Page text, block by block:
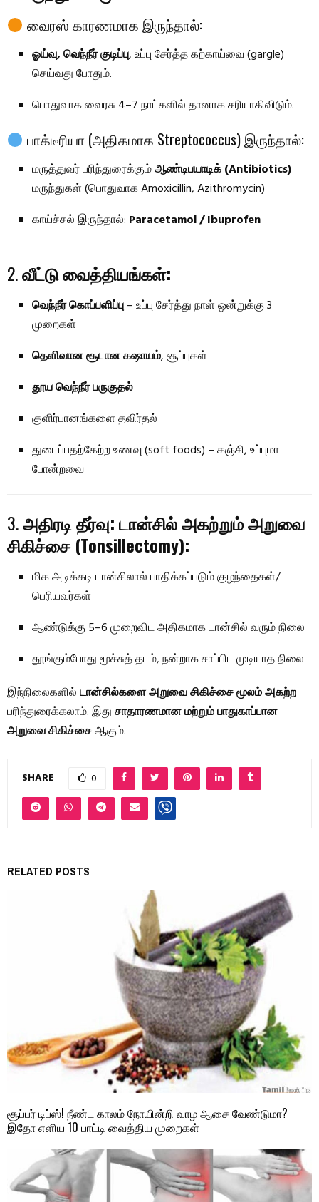
வைரஸ் காரணமாக இருந்தால்:
ஓய்வு, வெந்நீர் குடிப்பு, உப்பு சேர்த்த கற்காய்வை (gargle)
செய்வது போதும்.
பொதுவாக வைரசு 4–7 நாட்களில் தானாக சரியாகிவிடும்.
பாக்டீரியா (அதிகமாக Streptococcus) இருந்தால்:
மருத்துவர் பரிந்துரைக்கும்ஆண்டிபயாடிக் (Antibiotics)
மருந்துகள் (பொதுவாக Amoxicillin, Azithromycin)
காய்ச்சல் இருந்தால்: Paracetamol / Ibuprofen
2.வீட்டு வைத்தியங்கள்:
வெந்நீர் கொப்பளிப்பு– உப்பு சேர்த்து நாள் ஒன்றுக்கு 3
முறைகள்
தெளிவான சூடான கஷாயம், சூப்புகள்
தூய வெந்நீர் பருகுதல்
குளிர்பானங்களை தவிர்தல்
துடைப்பதற்கேற்ற உணவு (soft foods) – கஞ்சி, உப்புமா
போன்றவை
3.அதிரடி தீர்வு: டான்சில் அகற்றும் அறுவை
சிகிச்சை (Tonsillectomy):
மிக அடிக்கடி டான்சிலால் பாதிக்கப்படும் குழந்தைகள்/
பெரியவர்கள்
ஆண்டுக்கு 5–6 முறைவிட அதிகமாக டான்சில் வரும் நிலை
தூங்கும்போது மூச்சுத் தடம், நன்றாக சாப்பிட முடியாத நிலை
இந்நிலைகளில்டான்சில்களை அறுவை சிகிச்சை மூலம் அகற்ற
பரிந்துரைக்கலாம். இதுசாதாரணமான மற்றும் பாதுகாப்பான
அறுவை சிகிச்சைஆகும்.
SHARE 0
RELATED POSTS
சூப்பர் டிப்ஸ்! நீண்ட காலம் நோயின்றி வாழ ஆசை வேண்டுமா?
இதோ எளிய 10 பாட்டி வைத்திய முறைகள்